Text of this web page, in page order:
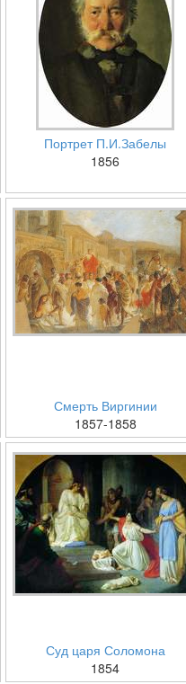
Портрет П.И.Забелы
1856
Смерть Виргинии
1857-1858
Суд царя Соломона
1854